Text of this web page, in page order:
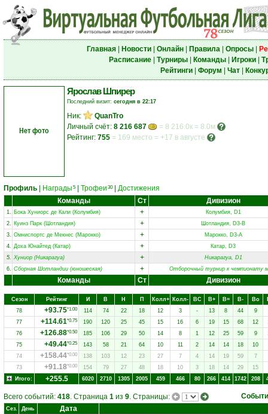
Главная| Новости| Онлайн| Правила| Опросы|
Расписание| Турниры| Команды| Игроки|
Рейтинги| Форум Чат|
Нет фото
Ярослав Шпирер
Последний визит: сегодня в 22:17
Ник:
QuanTro
Личный счёт: 8 216 687
= 8 216.0к = 8.0м
Рейтинг: 755 = 169 место = +17 в августе
Профиль Награды 5 Трофеи 30| Достижения
Команды
Ст Дивизион
1. Бока Хуниорс де Кали (Колумбия) +
Колумбия, D1
2. Куинз Парк (Шотландия) +
Шотландия, D3-B
3. Омниспортc де Мекнес (Марокко) +
Марокко, D3-A
4. Доха Юнайтед (Катар) +
Катар, D3
5. Хуниор (Никарагуа) +
Никарагуа, D1
6. Сборная Шотландии (юношеская) + Отборочный турнир к чемпионату
Команды Ст Дивизион
Сезон Рейтинг И В Н П Колл+ Колл- ВC В+ В= В- Вo
78
+93.75*1.00 114 74 22 18 12 3 - 13 8 44
9
77
+114.61*0.75 190 120 25 45 15 16 6 19 15 68 12
76
+126.88*0.50 185 106 29 50 14 8 1 12 25 59 9
75
+49.44*0.25 143 58 21 64 10 11 2 14 14 18 10
74
+158.44*0.00 138 103 12 23 27 7 4 14 19 59
7
73
+91.18*0.00 154 79 27 48 18 10 3 18 14 29
15
Итого:
+255.5 6020 2710 1305 2005 459 466 80 266 414 1742 208
Всего событий: 418. Страница 1 из 9. Страницы:
Сез. День Дата